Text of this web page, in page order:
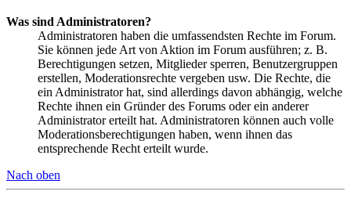
Was sind Administratoren?
Administratoren haben die umfassendsten Rechte im Forum.
Sie können jede Art von Aktion im Forum ausführen; z. B.
Berechtigungen setzen, Mitglieder sperren, Benutzergruppen
erstellen, Moderationsrechte vergeben usw. Die Rechte, die
ein Administrator hat, sind allerdings davon abhängig, welche
Rechte ihnen ein Gründer des Forums oder ein anderer
Administrator erteilt hat. Administratoren können auch volle
Moderationsberechtigungen haben, wenn ihnen das
entsprechende Recht erteilt wurde.
Nach oben